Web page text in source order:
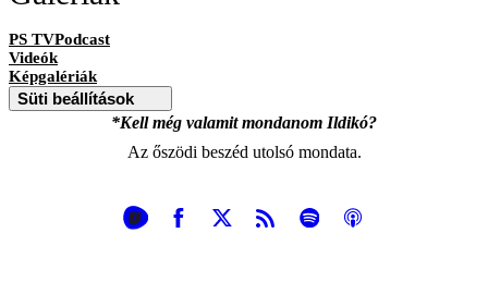
PS TVPodcast
Videók
Képgalériák
Süti beállítások
*Kell még valamit mondanom Ildikó?
Az őszödi beszéd utolsó mondata.